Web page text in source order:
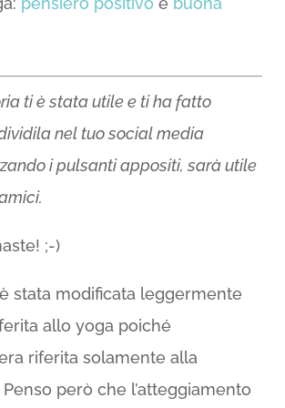
ti è stata utile e ti ha fatto
nel tuo social media
i pulsanti appositi, sarà utile
;-)
stata modificata leggermente
allo yoga poiché
riferita solamente alla
però che l’atteggiamento